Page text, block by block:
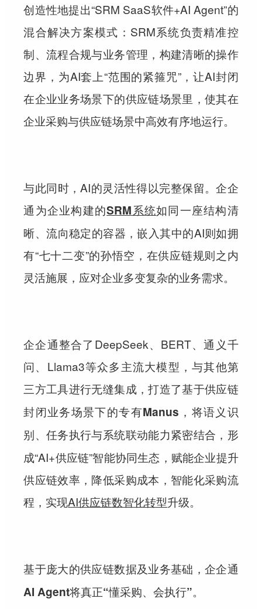
创造性地提出“SRM SaaS软件+AI Agent”的
混合解决方案模式：SRM系统负责精准控
制、流程合规与业务管理，构建清晰的操作
边界，为AI套上“范围的紧箍咒”，让AI封闭
在企业业务场景下的供应链场景里，使其在
企业采购与供应链场景中高效有序地运行。
与此同时，AI的灵活性得以完整保留。企企
通为企业构建的SRM系统如同一座结构清
晰、流向稳定的容器，嵌入其中的AI则如拥
有“七十二变”的孙悟空，在供应链规则之内
灵活施展，应对企业多变复杂的业务需求。
企企通整合了DeepSeek、BERT、通义千
问、Llama3等众多主流大模型，与其他第
三方工具进行无缝集成，打造了基于供应链
封闭业务场景下的专有Manus，将语义识
别、任务执行与系统联动能力紧密结合 ，形
成“AI+供应链”智能协同生态，赋能企业提升
供应链效率，降低采购成本，智能化采购流
程，实现AI供应链数智化转型升级。
基于庞大的供应链数据及业务基础，企企通
AI Agent将真正“懂采购、会执行”。